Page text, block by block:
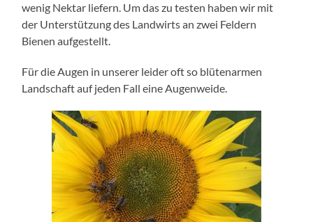
wenig Nektar liefern. Um das zu testen haben wir mit
der Unterstützung des Landwirts an zwei Feldern
Bienen aufgestellt.
Für die Augen in unserer leider oft so blütenarmen
Landschaft auf jeden Fall eine Augenweide.